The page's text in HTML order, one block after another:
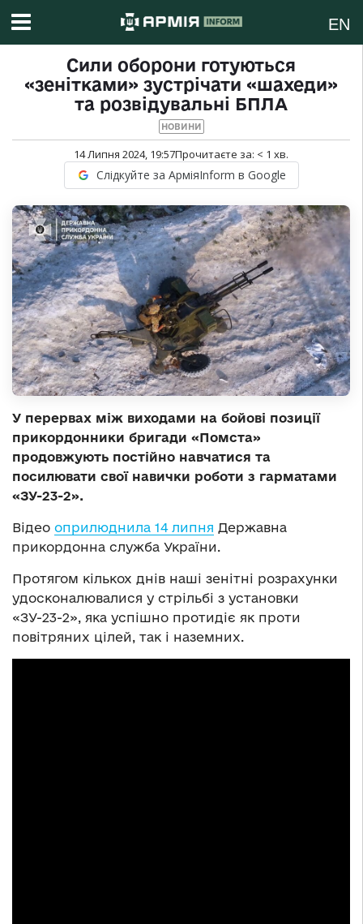
EN
Сили оборони готуються
«зенітками» зустрічати «шахеди»
та розвідувальні БПЛА
НОВИНИ
14 Липня 2024, 19:57Прочитаєте за: < 1 хв.
Слідкуйте за АрміяInform в Google
У перервах між виходами на бойові позиції
прикордонники бригади «Помста»
продовжують постійно навчатися та
посилювати свої навички роботи з гарматами
«ЗУ-23-2».
Відео оприлюднила 14 липня Державна
прикордонна служба України.
Протягом кількох днів наші зенітні розрахунки
удосконалювалися у стрільбі з установки
«ЗУ-23-2», яка успішно протидіє як проти
повітряних цілей, так і наземних.